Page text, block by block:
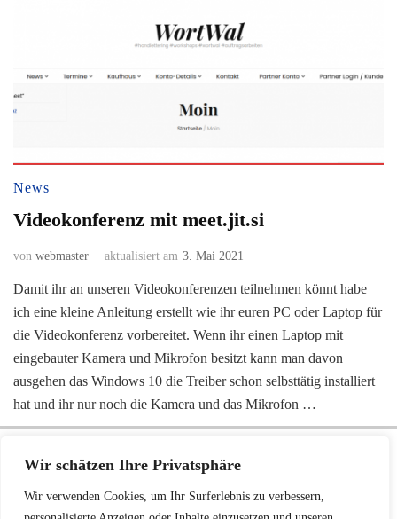
Wir schätzen Ihre Privatsphäre
Wir verwenden Cookies, um Ihr Surferlebnis zu verbessern,
News
Videokonferenz mit meet.jit.si
von webmaster aktualisiert am 3. Mai 2021
Damit ihr an unseren Videokonferenzen teilnehmen könnt habe
ich eine kleine Anleitung erstellt wie ihr euren PC oder Laptop für
die Videokonferenz vorbereitet. Wenn ihr einen Laptop mit
eingebauter Kamera und Mikrofon besitzt kann man davon
ausgehen das Windows 10 die Treiber schon selbsttätig installiert
hat und ihr nur noch die Kamera und das Mikrofon …
Auf Grund der Datenschutz-Grundverordnung ist Ihre freiwillige Zustimmung zu
unserer Datenschutz-Vereinbarung notwendig. Bitte erklären Sie diese durch